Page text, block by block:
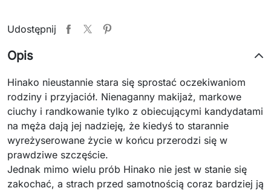
Udostępnij
Opis
Hinako nieustannie stara się sprostać oczekiwaniom
rodziny i przyjaciół. Nienaganny makijaż, markowe
ciuchy i randkowanie tylko z obiecującymi kandydatami
na męża dają jej nadzieję, że kiedyś to starannie
wyreżyserowane życie w końcu przerodzi się w
prawdziwe szczęście.
Jednak mimo wielu prób Hinako nie jest w stanie się
zakochać, a strach przed samotnością coraz bardziej ją